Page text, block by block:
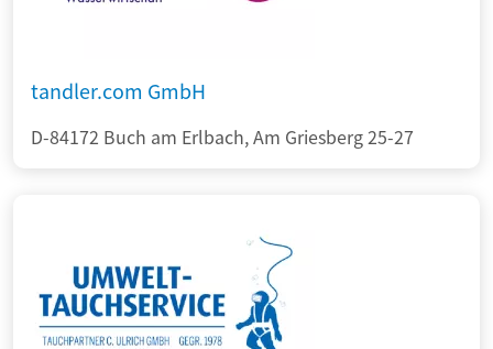
tandler.com GmbH
D-84172 Buch am Erlbach, Am Griesberg 25-27